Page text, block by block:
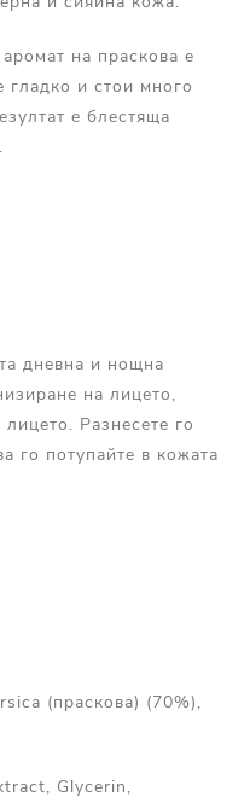
на праскова е
гладко и стои много
е блестяща
дневна и нощна
на лицето,
Разнесете го
го потупайте в кожата
(праскова) (70%),
Glycerin,